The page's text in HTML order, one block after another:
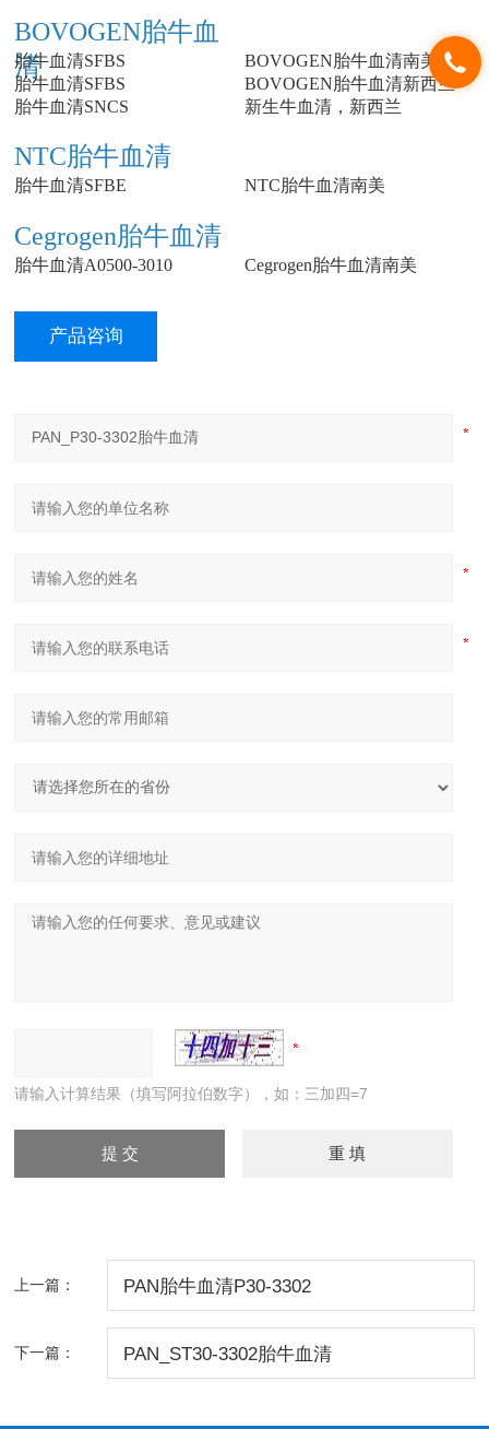
BOVOGEN胎牛血
清
胎牛血清SFBS
BOVOGEN胎牛血清南美
胎牛血清SFBS
BOVOGEN胎牛血清新西兰
胎牛血清SNCS
新生牛血清，新西兰
NTC胎牛血清
胎牛血清SFBE NTC胎牛血清南美
Cegrogen胎牛血清
胎牛血清A0500-3010 Cegrogen胎牛血清南美
产品咨询
请输入计算结果（填写阿拉伯数字），如：三加四=7
上一篇： PAN胎牛血清P30-3302
下一篇： PAN_ST30-3302胎牛血清